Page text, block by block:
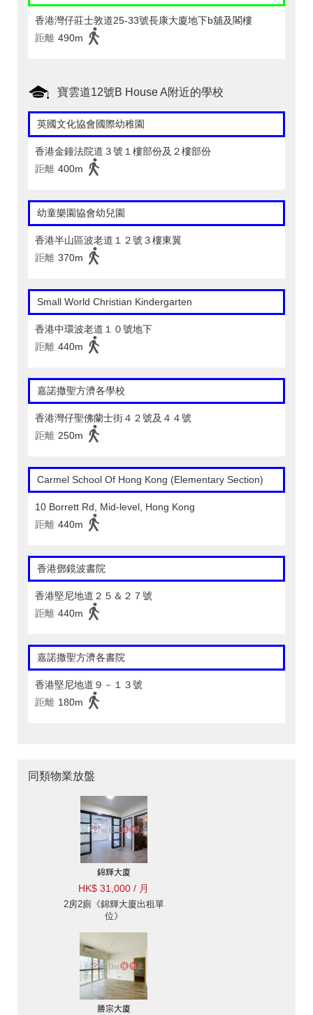
香港灣仔莊士敦道25-33號長康大廈地下b舖及閣樓
距離 490m
寶雲道12號B House A附近的學校
英國文化協會國際幼稚園
香港金鐘法院道３號１樓部份及２樓部份
距離 400m
幼童樂園協會幼兒園
香港半山區波老道１２號３樓東翼
距離 370m
Small World Christian Kindergarten
香港中環波老道１０號地下
距離 440m
嘉諾撒聖方濟各學校
香港灣仔聖佛蘭士街４２號及４４號
距離 250m
Carmel School Of Hong Kong (Elementary Section)
10 Borrett Rd, Mid-level, Hong Kong
距離 440m
香港鄧鏡波書院
香港堅尼地道２５＆２７號
距離 440m
嘉諾撒聖方濟各書院
香港堅尼地道９－１３號
距離 180m
同類物業放盤
錦輝大廈
HK$ 31,000 / 月
2房2廁《錦輝大廈出租單
位》
勝宗大廈